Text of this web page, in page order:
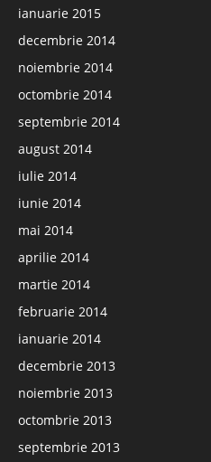
ianuarie 2015
decembrie 2014
noiembrie 2014
octombrie 2014
septembrie 2014
august 2014
iulie 2014
iunie 2014
mai 2014
aprilie 2014
martie 2014
februarie 2014
ianuarie 2014
decembrie 2013
noiembrie 2013
octombrie 2013
septembrie 2013